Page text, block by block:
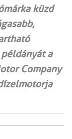
küzd
a
Company